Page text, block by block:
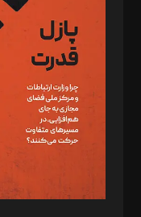
تحریریه‌: مجتبی محمود‌ی،
مصطفی مسجدی آرانی،
رستمی،مصطفی باستان
ویرایش: نگار استاد‌‌آقا
طراح یونیفرم: مجید توکلی
فیلمبرداری و عکاسی:
گرافیک و صفحه‌آرایی:
مد‌یر توسعه تجاری: کامبیز
امور مالی: شاپور رهبری،